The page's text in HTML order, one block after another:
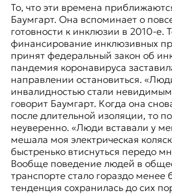
То, что эти времена
Баумгарт. Она вспоминает о
готовности к инклюзии в 2010-е.
финансирование инклюзивных
принят федеральный закон об
пандемия коронавируса
направлении остановиться.
инвалидностью стали
говорит Баумгарт. Когда она
после длительной изоляции, то
неуверенно. «Люди вставали у
мешала моя электрическая
быстренько втиснуться передо
Вообще поведение людей в
транспорте стало гораздо менее
тенденция сохранилась до сих